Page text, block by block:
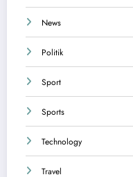
News
Politik
Sport
Sports
Technology
Travel